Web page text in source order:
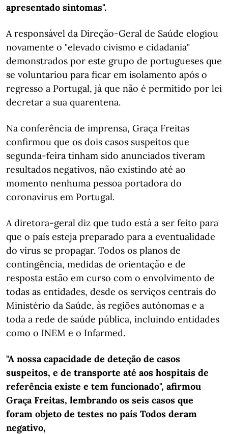
apresentado sintomas".
A responsável da Direção-Geral de Saúde elogiou
novamente o "elevado civismo e cidadania"
demonstrados por este grupo de portugueses que
se voluntariou para ficar em isolamento após o
regresso a Portugal, já que não é permitido por lei
decretar a sua quarentena.
Na conferência de imprensa, Graça Freitas
confirmou que os dois casos suspeitos que
segunda-feira tinham sido anunciados tiveram
resultados negativos, não existindo até ao
momento nenhuma pessoa portadora do
coronavírus em Portugal.
A diretora-geral diz que tudo está a ser feito para
que o país esteja preparado para a eventualidade
do vírus se propagar. Todos os planos de
contingência, medidas de orientação e de
resposta estão em curso com o envolvimento de
todas as entidades, desde os serviços centrais do
Ministério da Saúde, às regiões autónomas e a
toda a rede de saúde pública, incluindo entidades
como o INEM e o Infarmed.
"A nossa capacidade de deteção de casos
suspeitos, e de transporte até aos hospitais de
referência existe e tem funcionado", afirmou
Graça Freitas, lembrando os seis casos que
foram objeto de testes no país Todos deram
negativo,